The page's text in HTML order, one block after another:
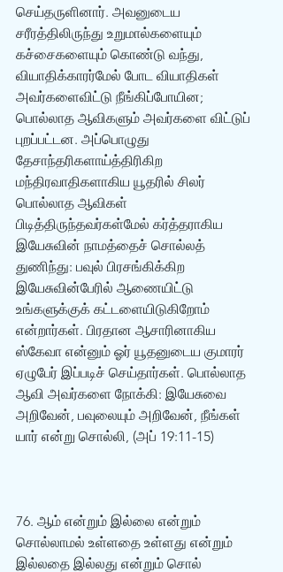
செய்தருளினார். அவனுடைய
சரீரத்திலிருந்து உறுமால்களையும்
கச்சைகளையும் கொண்டு வந்து,
வியாதிக்காரர்மேல் போட வியாதிகள்
அவர்களைவிட்டு நீங்கிப்போயின;
பொல்லாத ஆவிகளும் அவர்களை விட்டுப்
புறப்பட்டன. அப்பொழுது
தேசாந்தரிகளாய்த்திரிகிற
மந்திரவாதிகளாகிய யூதரில் சிலர்
பொல்லாத ஆவிகள்
பிடித்திருந்தவர்கள்மேல் கர்த்தராகிய
இயேசுவின் நாமத்தைச் சொல்லத்
துணிந்து: பவுல் பிரசங்கிக்கிற
இயேசுவின்பேரில் ஆணையிட்டு
உங்களுக்குக் கட்டளையிடுகிறோம்
என்றார்கள். பிரதான ஆசாரினாகிய
ஸ்கேவா என்னும் ஓர் யூதனுடைய குமாரர்
ஏழுபேர் இப்படிச் செய்தார்கள். பொல்லாத
ஆவி அவர்களை நோக்கி: இயேசுவை
அறிவேன், பவுலையும் அறிவேன், நீங்கள்
யார் என்று சொல்லி, (அப் 19:11-15)
76. ஆம் என்றும் இல்லை என்றும்
சொல்லாமல் உள்ளதை உள்ளது என்றும்
இல்லதை இல்லது என்றும் சொல்